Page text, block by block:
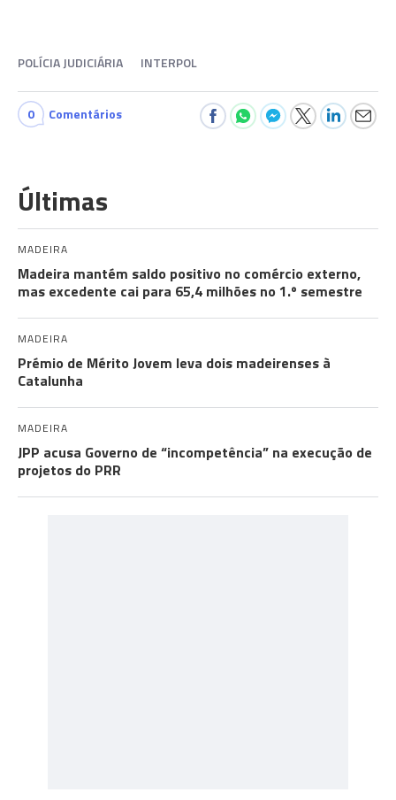
POLÍCIA JUDICIÁRIA INTERPOL
0 Comentários
Últimas
MADEIRA
Madeira mantém saldo positivo no comércio externo,
mas excedente cai para 65,4 milhões no 1.º semestre
MADEIRA
Prémio de Mérito Jovem leva dois madeirenses à
Catalunha
MADEIRA
JPP acusa Governo de “incompetência” na execução de
projetos do PRR